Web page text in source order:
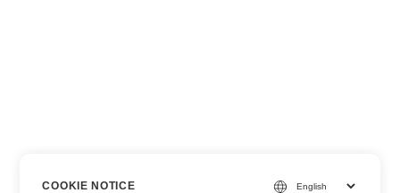
COOKIE NOTICE